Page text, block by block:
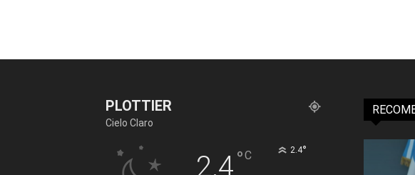
PLOTTIER
Cielo Claro
2.4°C 2.4°